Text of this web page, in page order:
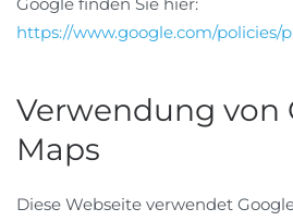
https://www.google.com/policies/
Verwendung von
Maps
Diese Webseite verwendet